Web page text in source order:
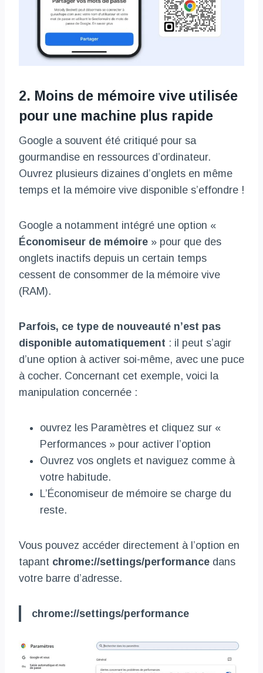
2. Moins de mémoire vive utilisée
pour une machine plus rapide
Google a souvent été critiqué pour sa
gourmandise en ressources d’ordinateur.
Ouvrez plusieurs dizaines d’onglets en même
temps et la mémoire vive disponible s’effondre !
Google a notamment intégré une option «
Économiseur de mémoire » pour que des
onglets inactifs depuis un certain temps
cessent de consommer de la mémoire vive
(RAM).
Parfois, ce type de nouveauté n’est pas
disponible automatiquement : il peut s’agir
d’une option à activer soi-même, avec une puce
à cocher. Concernant cet exemple, voici la
manipulation concernée :
ouvrez les Paramètres et cliquez sur «
Performances » pour activer l’option
Ouvrez vos onglets et naviguez comme à
votre habitude.
L’Économiseur de mémoire se charge du
reste.
Vous pouvez accéder directement à l’option en
tapant chrome://settings/performance dans
votre barre d’adresse.
chrome://settings/performance